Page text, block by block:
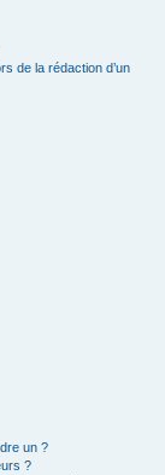
de la rédaction d’un
un ?
?